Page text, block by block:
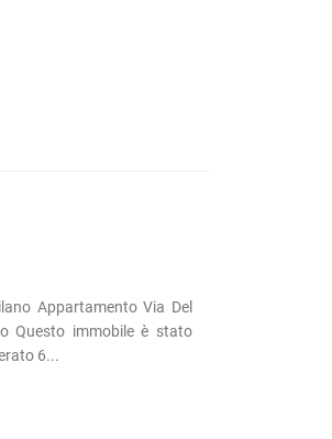
Appartamento Via Del
Questo immobile è stato
6...